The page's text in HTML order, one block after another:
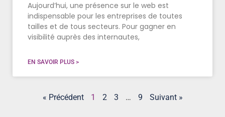
Aujourd’hui, une présence sur le web est
indispensable pour les entreprises de toutes
tailles et de tous secteurs. Pour gagner en
visibilité auprès des internautes,
EN SAVOIR PLUS >
« Précédent 1 2 3 … 9 Suivant »